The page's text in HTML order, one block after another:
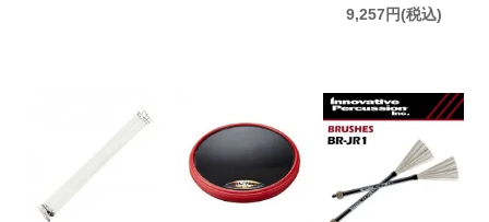
9,257円(税込)